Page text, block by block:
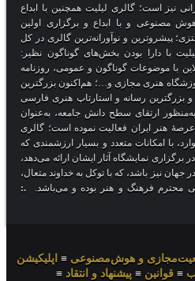
نیز است؛ گالری لیلیت همچنین با ابداع
هوش مصنوعی و با ابداع و برگزاری اولین
پیشروترین و نوآورانه‌ترین گالری در کل
با دارا بودن بخش‌های گوناگون نظیر:
با موضوعات گوناگون و عمومی، روزنامه
هنری مجازی و…؛ هم‌اکنون بزرگترین
و بزرگترین رسانه و استارتاپ هنری فارسی
ارتقای سطح دانش جامعه، به‌عنوان
هنر ایران فعالیت نموده است؛ گالری
با امکانات متعدد و بسیار ارزشمندی که
نمایشگاه آثار ایشان ارائه می‌دهد،
جهان نیز باشد، که با توکل به خداوند متعال،
محترم فرهنگ و هنر بوده و می‌باشد. .:
و هوش‌مصنوعی ≡ اپلیکیشن
≡ قوانین ≡ پیشنهاد و انتقاد ≡